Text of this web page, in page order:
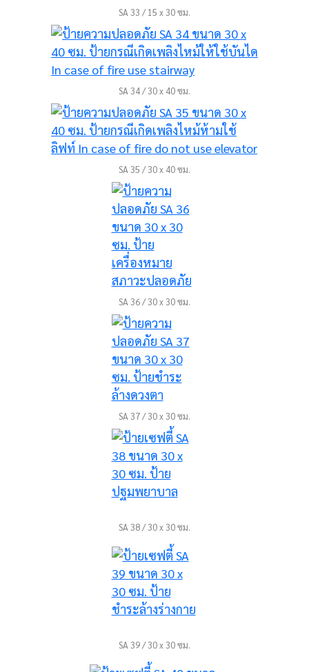
SA 33 / 15 x 30 ซม.
SA 34 / 30 x 40 ซม.
SA 35 / 30 x 40 ซม.
SA 36 / 30 x 30 ซม.
SA 37 / 30 x 30 ซม.
SA 38 / 30 x 30 ซม.
SA 39 / 30 x 30 ซม.